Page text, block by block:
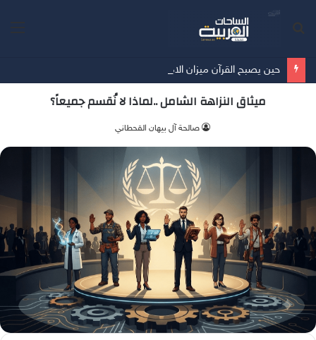
ميثاق النزاهة الشامل ..لماذا لا نُقسم جميعاً؟
صالحة آل بيهان القحطاني